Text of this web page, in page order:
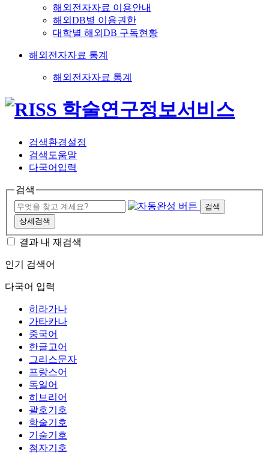
해외전자자료 이용안내
해외DB별 이용권한
대학별 해외DB 구독현황
해외전자자료 통계
해외전자자료 통계
검색환경설정
검색도움말
다국어입력
검색
검색
상세검색
결과 내 재검색
인기 검색어
다국어 입력
히라가나
가타카나
중국어
한글고어
그리스문자
프랑스어
독일어
히브리어
괄호기호
학술기호
기술기호
첨자기호